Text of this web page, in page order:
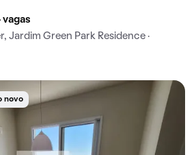
vagas
Jardim Green Park Residence ·
novo